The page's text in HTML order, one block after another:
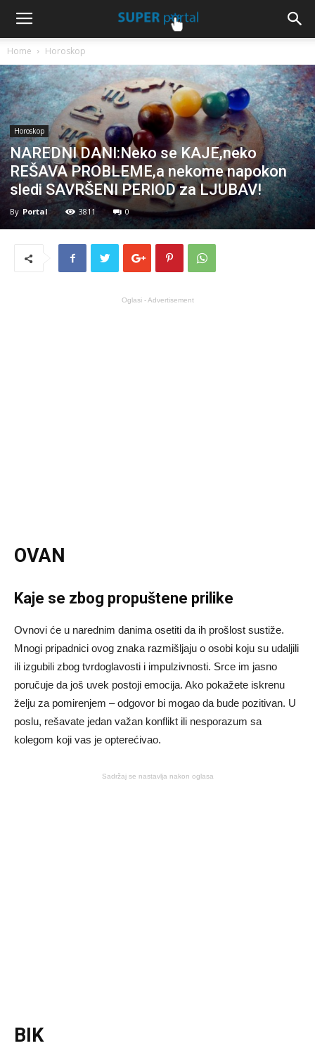
Home Horoskop
Horoskop
NAREDNI DANI:Neko se KAJE,neko
REŠAVA PROBLEME,a nekome napokon
sledi SAVRŠENI PERIOD za LJUBAV!
By Portal 3811 0
Oglasi - Advertisement
OVAN
Kaje se zbog propuštene prilike
Ovnovi će u narednim danima osetiti da ih prošlost sustiže.
Mnogi pripadnici ovog znaka razmišljaju o osobi koju su udaljili
ili izgubili zbog tvrdoglavosti i impulzivnosti. Srce im jasno
poručuje da još uvek postoji emocija. Ako pokažete iskrenu
želju za pomirenjem – odgovor bi mogao da bude pozitivan. U
poslu, rešavate jedan važan konflikt ili nesporazum sa
kolegom koji vas je opterećivao.
Sadržaj se nastavlja nakon oglasa
BIK